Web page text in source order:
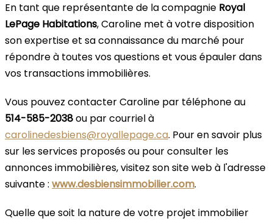
En tant que représentante de la compagnie Royal
LePage Habitations, Caroline met à votre disposition
son expertise et sa connaissance du marché pour
répondre à toutes vos questions et vous épauler dans
vos transactions immobilières.
Vous pouvez contacter Caroline par téléphone au
514-585-2038ou par courriel à
carolinedesbiens@royallepage.ca. Pour en savoir plus
sur les services proposés ou pour consulter les
annonces immobilières, visitez son site web à l'adresse
suivante : www.desbiensimmobilier.com.
Quelle que soit la nature de votre projet immobilier